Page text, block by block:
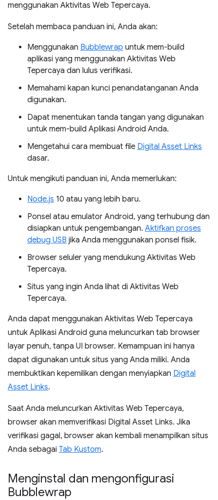
menggunakan Aktivitas Web Tepercaya.
Setelah membaca panduan ini, Anda akan:
Menggunakan Bubblewrap untuk mem-build
aplikasi yang menggunakan Aktivitas Web
Tepercaya dan lulus verifikasi.
Memahami kapan kunci penandatanganan Anda
digunakan.
Dapat menentukan tanda tangan yang digunakan
untuk mem-build Aplikasi Android Anda.
Mengetahui cara membuat file Digital Asset Links
dasar.
Untuk mengikuti panduan ini, Anda memerlukan:
Node.js 10 atau yang lebih baru.
Ponsel atau emulator Android, yang terhubung dan
disiapkan untuk pengembangan. Aktifkan proses
debug USB jika Anda menggunakan ponsel fisik.
Browser seluler yang mendukung Aktivitas Web
Tepercaya.
Situs yang ingin Anda lihat di Aktivitas Web
Tepercaya.
Anda dapat menggunakan Aktivitas Web Tepercaya
untuk Aplikasi Android guna meluncurkan tab browser
layar penuh, tanpa UI browser. Kemampuan ini hanya
dapat digunakan untuk situs yang Anda miliki. Anda
membuktikan kepemilikan dengan menyiapkan Digital
Asset Links.
Saat Anda meluncurkan Aktivitas Web Tepercaya,
browser akan memverifikasi Digital Asset Links. Jika
verifikasi gagal, browser akan kembali menampilkan situs
Anda sebagai Tab Kustom.
Menginstal dan mengonfigurasi
Bubblewrap